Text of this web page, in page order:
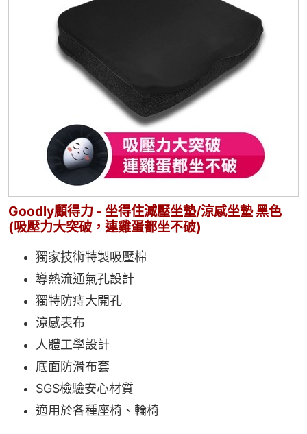
Goodly顧得力 - 坐得住減壓坐墊/涼感坐墊 黑色
(吸壓力大突破，連雞蛋都坐不破)
獨家技術特製吸壓棉
導熱流通氣孔設計
獨特防痔大開孔
涼感表布
人體工學設計
底面防滑布套
SGS檢驗安心材質
適用於各種座椅、輪椅